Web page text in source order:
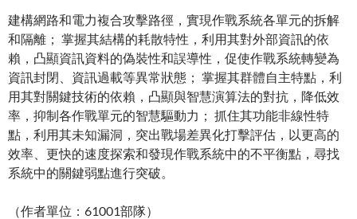
建構網路和電力複合攻擊路徑，實現作戰系統各單元的拆解
和隔離； 掌握其結構的耗散特性，利用其對外部資訊的依
賴，凸顯資訊資料的偽裝性和誤導性，促使作戰系統轉變為
資訊封閉、資訊過載等異常狀態； 掌握其群體自主特點，利
用其對關鍵技術的依賴，凸顯與智慧演算法的對抗，降低效
率，抑制各作戰單元的智慧驅動力； 抓住其功能非線性特
點，利用其未知漏洞，突出戰場差異化打擊評估，以更高的
效率、更快的速度探索和發現作戰系統中的不平衡點，尋找
系統中的關鍵弱點進行突破。
（作者單位：61001部隊）